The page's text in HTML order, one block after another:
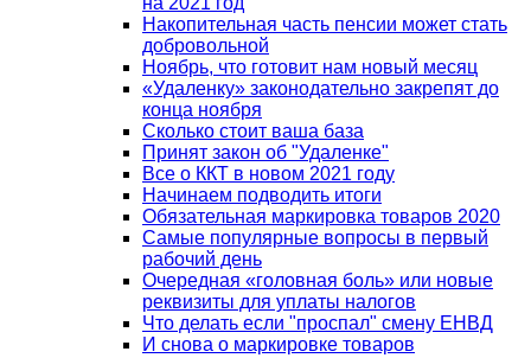
Накопительная часть пенсии может стать
добровольной
Ноябрь, что готовит нам новый месяц
«Удаленку» законодательно закрепят до
конца ноября
Сколько стоит ваша база
Принят закон об "Удаленке"
Все о ККТ в новом 2021 году
Начинаем подводить итоги
Обязательная маркировка товаров 2020
Самые популярные вопросы в первый
рабочий день
Очередная «головная боль» или новые
реквизиты для уплаты налогов
Что делать если "проспал" смену ЕНВД
И снова о маркировке товаров